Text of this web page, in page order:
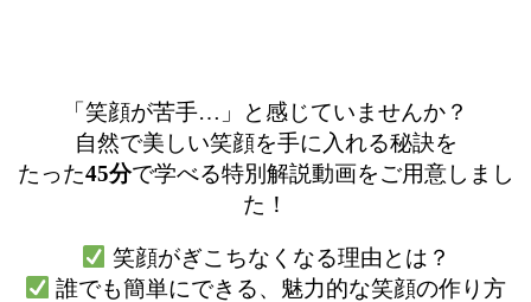
「笑顔が苦手…」と感じていませんか？
自然で美しい笑顔を手に入れる秘訣を
たった45分で学べる特別解説動画をご用意しまし
た！
笑顔がぎこちなくなる理由とは？
誰でも簡単にできる、魅力的な笑顔の作り方